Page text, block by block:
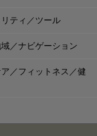
ティ／ツール
／ナビゲーション
／フィットネス／健